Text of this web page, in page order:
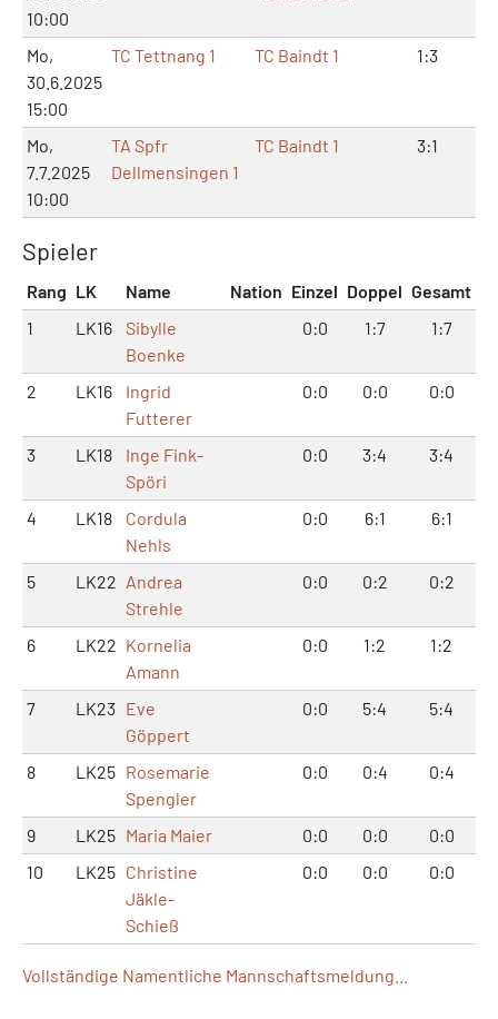
10:00
Mo,
30.6.2025
15:00
TC Tettnang 1 TC Baindt 1 1:3
Mo,
7.7.2025
10:00
TA Spfr
Dellmensingen 1
TC Baindt 1 3:1
Spieler
Rang LK Name Nation Einzel Doppel Gesamt
1
LK16
Sibylle
Boenke
0:0 1:7 1:7
2 LK16
Ingrid
Futterer
0:0 0:0 0:0
3 LK18
Inge Fink-
Spöri
0:0 3:4 3:4
4 LK18
Cordula
Nehls
0:0 6:1 6:1
5 LK22 Andrea
Strehle
0:0 0:2 0:2
6 LK22 Kornelia
Amann
0:0 1:2 1:2
7 LK23 Eve
Göppert
0:0 5:4 5:4
8 LK25 Rosemarie
Spengler
0:0 0:4 0:4
9 LK25 Maria Maier 0:0 0:0
0:0
10
LK25 Christine
Jäkle-
Schieß
0:0 0:0 0:0
Vollständige Namentliche Mannschaftsmeldung...